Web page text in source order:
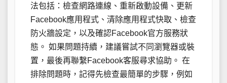
法包括：檢查網路連線、重新啟動設備、更新
Facebook應用程式、清除應用程式快取、檢查
防火牆設定，以及確認Facebook官方服務狀
態。 如果問題持續，建議嘗試不同瀏覽器或裝
置，最後再聯繫Facebook客服尋求協助。 在
排除問題時，記得先檢查最簡單的步驟，例如